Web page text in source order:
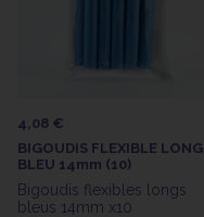
4,08 €
BIGOUDIS FLEXIBLE LONG
BLEU 14mm (10)
Bigoudis flexibles longs
bleus 14mm x10